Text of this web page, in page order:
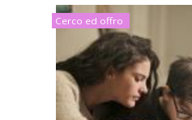
Cerco ed offro